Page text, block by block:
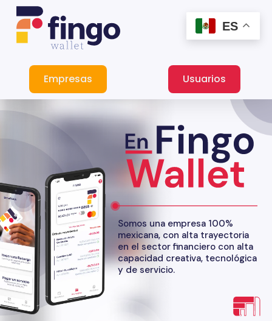
contenido
Empresas Usuarios
Somos una empresa 100%
mexicana, con alta trayectoria
en el sector financiero con alta
capacidad creativa, tecnológica
y de servicio.
ES